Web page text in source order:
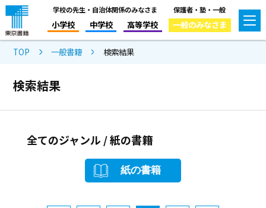
学校の先生・自治体関係のみなさま
小学校 中学校 高等学校
保護者・塾・一般
一般のみなさま
TOP 一般書籍 検索結果
検索結果
全てのジャンル / 紙の書籍
紙の書籍